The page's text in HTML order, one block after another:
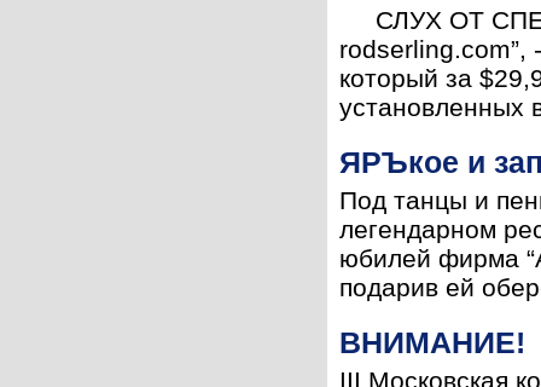
СЛУХ ОТ
rodserling.com”,
который за
установленных
ЯРЪкое и
Под танцы и
легендарном
юбилей фирма
подарив ей
ВНИМАНИЕ!
III Московская